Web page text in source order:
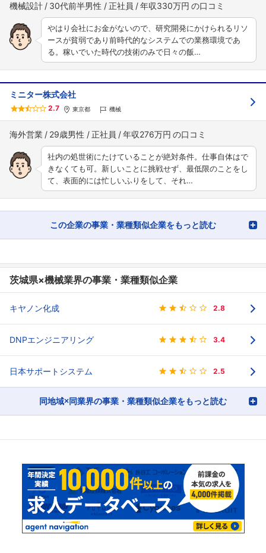
機械設計 30代前半男性 正社員 年収330万円
やはり会社にお金がないので、研究開発にかけられるリソ
ースが貧弱であり前時代的なシステムでの業務環境であ
る。稼いでいた時代の技術のみで日々の飯…
ミニター株式会社
2.7 東京都 機械
海外営業 29歳男性 正社員 年収276万円
社内の処世術にたけていることが絶対条件。仕事自体はで
きなくても可。新しいことに挑戦せず、最低限のことをし
て、表面的には忙しいふりをして、それ…
この企業の事業・業種類似企業をもっと読む
茨城県×機械業界の事業・業種類似企業
キヤノン化成 2.8
DNPエンジニアリング 3.4
日本サポートシステム 2.5
同地域×同業界の事業・業種類似企業をもっと読む